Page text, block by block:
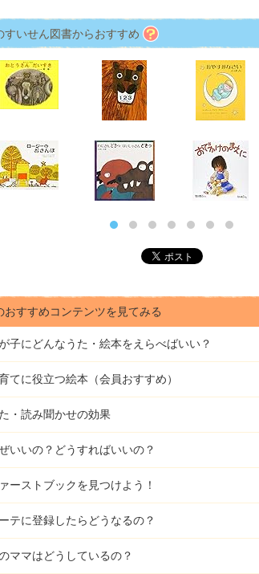
すいせん図書からおすすめ
おすすめコンテンツを見てみる
子にどんなうた・絵本をえらべばいい？
てに役立つ絵本（会員おすすめ）
・読み聞かせの効果
いいの？どうすればいいの？
ーストブックを見つけよう！
テに登録したらどうなるの？
ママはどうしているの？